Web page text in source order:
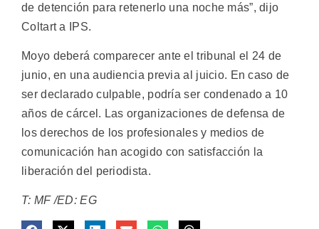
de detención para retenerlo una noche más”, dijo
Coltart a IPS.
Moyo deberá comparecer ante el tribunal el 24 de
junio, en una audiencia previa al juicio. En caso de
ser declarado culpable, podría ser condenado a 10
años de cárcel. Las organizaciones de defensa de
los derechos de los profesionales y medios de
comunicación han acogido con satisfacción la
liberación del periodista.
T: MF /ED: EG